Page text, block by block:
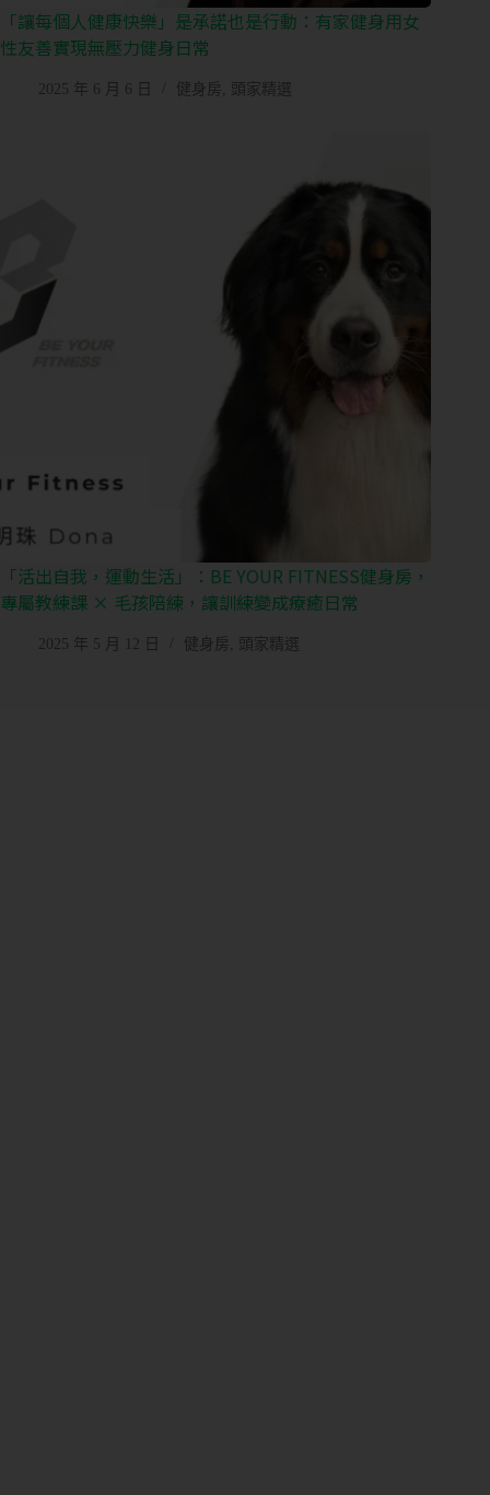
「讓每個人健康快樂」是承諾也是行動：有家健身用女
性友善實現無壓力健身日常
2025 年 6 月 6 日 健身房 頭家精選
「活出自我，運動生活」：BE YOUR FITNESS健身房，
專屬教練課 × 毛孩陪練，讓訓練變成療癒日常
2025 年 5 月 12 日 健身房 頭家精選